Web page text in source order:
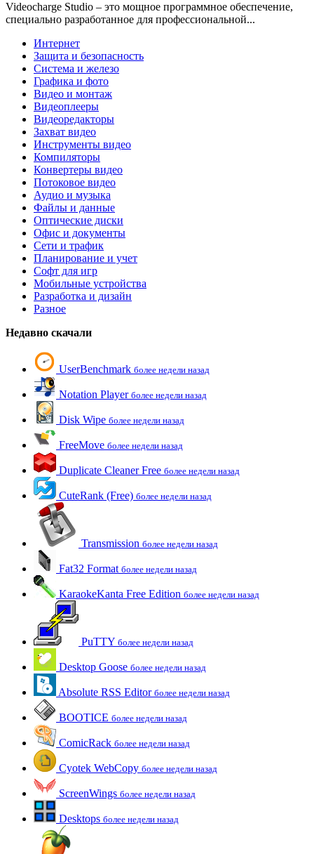
Videocharge Studio – это мощное программное обеспечение,
специально разработанное для профессиональной...
Интернет
Защита и безопасность
Система и железо
Графика и фото
Видео и монтаж
Видеоплееры
Видеоредакторы
Захват видео
Инструменты видео
Компиляторы
Конвертеры видео
Потоковое видео
Аудио и музыка
Файлы и данные
Оптические диски
Офис и документы
Сети и трафик
Планирование и учет
Софт для игр
Мобильные устройства
Разработка и дизайн
Разное
Недавно скачали
UserBenchmark более недели назад
Notation Player более недели назад
Disk Wipe более недели назад
FreeMove более недели назад
Duplicate Cleaner Free более недели назад
CuteRank (Free) более недели назад
Transmission более недели назад
Fat32 Format более недели назад
KaraokeKanta Free Edition более недели назад
PuTTY более недели назад
Desktop Goose более недели назад
Absolute RSS Editor более недели назад
BOOTICE более недели назад
ComicRack более недели назад
Cyotek WebCopy более недели назад
ScreenWings более недели назад
Desktops более недели назад